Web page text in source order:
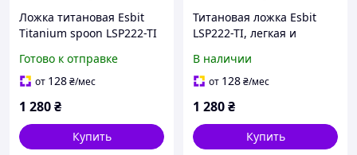
Ложка титановая Esbit
Titanium spoon LSP222-TI
Готово к отправке
от 128₴/мес
1 280₴
Купить
Титановая ложка Esbit
LSP222-TI, легкая и
мелких емкостей
В наличии
от 128₴/мес
1 280₴
Купить